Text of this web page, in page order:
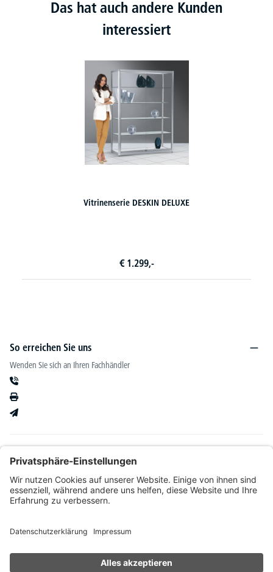
Das hat auch andere Kunden
interessiert
Konferenztische DUBLIN - Trapezform
ab
So erreichen Sie uns
Wenden Sie sich an Ihren Fachhändler
Kataloge & mehr
Betriebseinrichtung. Wir behalten uns nach Bonitätsprüfung sowie bei Neukunden die
Wahl der Zahlungsabwicklung vor. Natürlich setzen wir uns mit Ihnen in Verbindung,